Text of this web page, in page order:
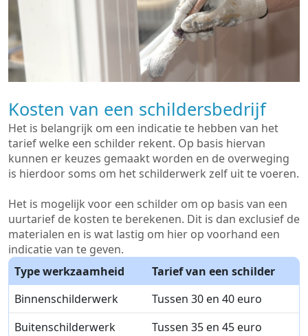
Kosten van een schildersbedrijf
Het is belangrijk om een indicatie te hebben van het
tarief welke een schilder rekent. Op basis hiervan
kunnen er keuzes gemaakt worden en de overweging
is hierdoor soms om het schilderwerk zelf uit te voeren.
Het is mogelijk voor een schilder om op basis van een
uurtarief de kosten te berekenen. Dit is dan exclusief de
materialen en is wat lastig om hier op voorhand een
indicatie van te geven.
Type werkzaamheid
Tarief van een schilder
Binnenschilderwerk
Tussen 30 en 40 euro
Buitenschilderwerk
Tussen 35 en 45 euro